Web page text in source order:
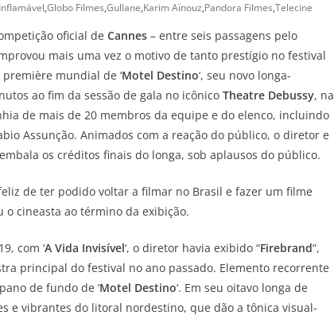
,Globo Filmes,Gullane,Karim Aïnouz,Pandora Filmes,Telecine
oficial de Cannes – entre seis passagens pelo
mais uma vez o motivo de tanto prestígio no festival
mundial de ‘Motel Destino‘, seu novo longa-
ao fim da sessão de gala no icônico Theatre Debussy, na
de mais de 20 membros da equipe e do elenco, incluindo
Assunção. Animados com a reação do público, o diretor e
os créditos finais do longa, sob aplausos do público.
de ter podido voltar a filmar no Brasil e fazer um filme
o cineasta ao término da exibição.
com ‘A Vida Invisível‘, o diretor havia exibido “Firebrand“,
principal do festival no ano passado. Elemento recorrente
de fundo de ‘Motel Destino‘. Em seu oitavo longa de
e vibrantes do litoral nordestino, que dão a tônica visual-